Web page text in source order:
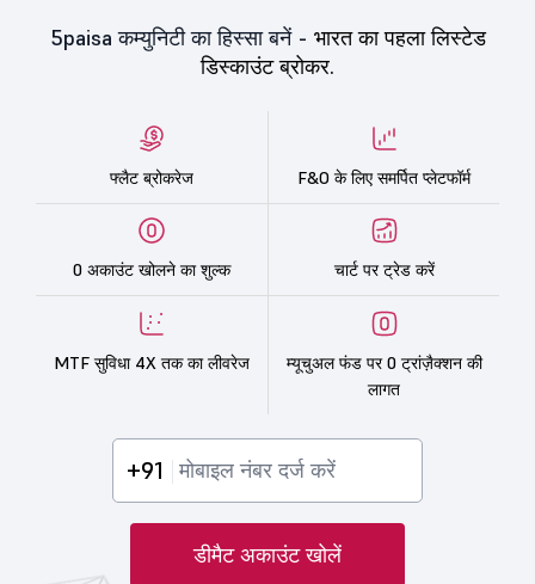
5paisa कम्युनिटी का हिस्सा बनें - भारत का पहला लिस्टेड
डिस्काउंट ब्रोकर.
फ्लैट ब्रोकरेज F&O के लिए समर्पित प्लेटफॉर्म
0 अकाउंट खोलने का शुल्क चार्ट पर ट्रेड करें
MTF सुविधा 4X तक का लीवरेज
म्यूचुअल फंड पर 0 ट्रांज़ैक्शन की
लागत
+91
डीमैट अकाउंट खोलें